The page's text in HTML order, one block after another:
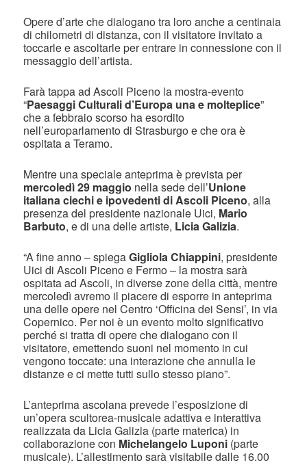
Opere d’arte che dialogano tra loro anche a centinaia
di chilometri di distanza, con il visitatore invitato a
toccarle e ascoltarle per entrare in connessione con il
messaggio dell’artista.
Farà tappa ad Ascoli Piceno la mostra-evento
“Paesaggi Culturali d’Europa una e molteplice”
che a febbraio scorso ha esordito
nell’europarlamento di Strasburgo e che ora è
ospitata a Teramo.
Mentre una speciale anteprima è prevista per
mercoledì 29 maggio nella sede dell’Unione
italiana ciechi e ipovedenti di Ascoli Piceno, alla
presenza del presidente nazionale Uici, Mario
Barbuto, e di una delle artiste, Licia Galizia.
“A fine anno – spiegaGigliola Chiappini, presidente
Uici di Ascoli Piceno e Fermo – la mostra sarà
ospitata ad Ascoli, in diverse zone della città, mentre
mercoledì avremo il piacere di esporre in anteprima
una delle opere nel Centro ‘Officina dei Sensi’, in via
Copernico. Per noi è un evento molto significativo
perché si tratta di opere che dialogano con il
visitatore, emettendo suoni nel momento in cui
vengono toccate: una interazione che annulla le
distanze e ci mette tutti sullo stesso piano”.
L’anteprima ascolana prevede l’esposizione di
un’opera scultorea-musicale adattiva e interattiva
realizzata da Licia Galizia (parte materica) in
collaborazione con Michelangelo Luponi (parte
musicale). L’allestimento sarà visitabile dalle 16.00